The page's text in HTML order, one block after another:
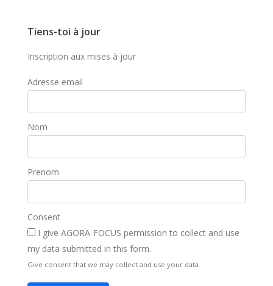
Tiens-toi à jour
Inscription aux mises à jour
Adresse email
Nom
Prenom
Consent
I give AGORA-FOCUS permission to collect and use
my data submitted in this form.
Give consent that we may collect and use your data.